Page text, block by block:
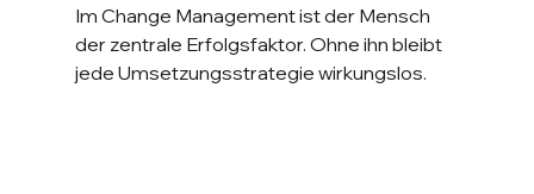
Im Change Management ist der Mensch
der zentrale Erfolgsfaktor. Ohne ihn bleibt
jede Umsetzungsstrategie wirkungslos.